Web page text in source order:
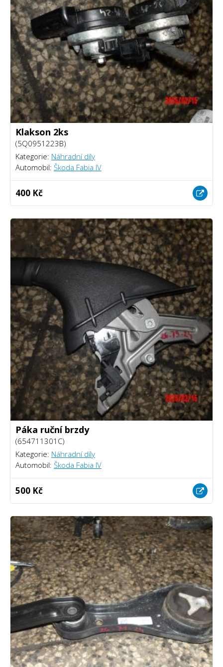
Klakson 2ks
(5Q0951223B)
Kategorie: Náhradní díly
Automobil: Škoda Fabia IV
400 Kč
Páka ruční brzdy
(654711301C)
Kategorie: Náhradní díly
Automobil: Škoda Fabia IV
500 Kč